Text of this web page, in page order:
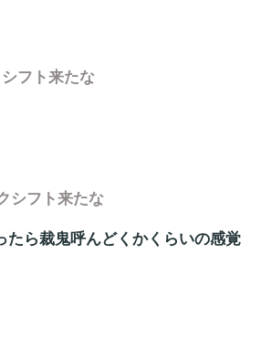
フト来たな
シフト来たな
たら裁鬼呼んどくかくらいの感覚